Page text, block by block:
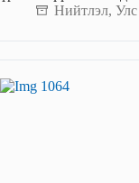
Нийтлэл,